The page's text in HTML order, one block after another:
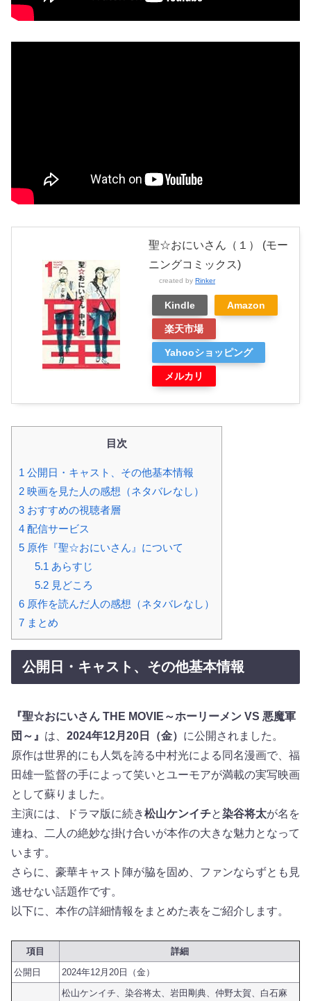
聖☆おにいさん（１） (モー
ニングコミックス)
created by Rinker
Kindle Amazon
楽天市場
Yahooショッピング
メルカリ
目次
1 公開日・キャスト、その他基本情報
2 映画を見た人の感想（ネタバレなし）
3 おすすめの視聴者層
4 配信サービス
5 原作『聖☆おにいさん』について
5.1 あらすじ
5.2見どころ
6 原作を読んだ人の感想（ネタバレなし）
7 まとめ
公開日・キャスト、その他基本情報
『聖☆おにいさん THE MOVIE～ホーリーメン VS 悪魔軍
団～』 は、 2024年12月20日（金） に公開されました。
原作は世界的にも人気を誇る中村光による同名漫画で、福
田雄一監督の手によって笑いとユーモアが満載の実写映画
として蘇りました。
主演には、ドラマ版に続き松山ケンイチと染谷将太が名を
連ね、二人の絶妙な掛け合いが本作の大きな魅力となって
います。
さらに、豪華キャスト陣が脇を固め、ファンならずとも見
逃せない話題作です。
以下に、本作の詳細情報をまとめた表をご紹介します。
項目
詳細
公開日
2024年12月20日（金）
松山ケンイチ、染谷将太、岩田剛典、仲野太賀、白石麻